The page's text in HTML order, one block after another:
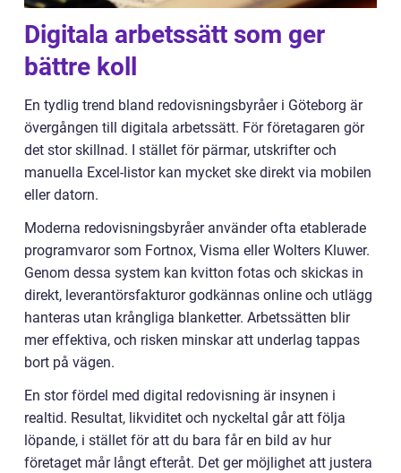
Digitala arbetssätt som ger
bättre koll
En tydlig trend bland redovisningsbyråer i Göteborg är
övergången till digitala arbetssätt. För företagaren gör
det stor skillnad. I stället för pärmar, utskrifter och
manuella Excel-listor kan mycket ske direkt via mobilen
eller datorn.
Moderna redovisningsbyråer använder ofta etablerade
programvaror som Fortnox, Visma eller Wolters Kluwer.
Genom dessa system kan kvitton fotas och skickas in
direkt, leverantörsfakturor godkännas online och utlägg
hanteras utan krångliga blanketter. Arbetssätten blir
mer effektiva, och risken minskar att underlag tappas
bort på vägen.
En stor fördel med digital redovisning är insynen i
realtid. Resultat, likviditet och nyckeltal går att följa
löpande, i stället för att du bara får en bild av hur
företaget mår långt efteråt. Det ger möjlighet att justera